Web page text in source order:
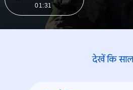
01:31
देखें कि साल